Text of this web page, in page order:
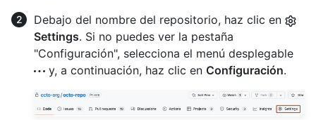
Debajo del nombre del repositorio, haz clic en
Settings. Si no puedes ver la pestaña
"Configuración", selecciona el menú desplegable
y, a continuación, haz clic en Configuración.